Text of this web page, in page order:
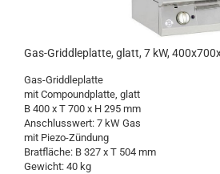
Gas-Griddleplatte, glatt, 7 kW,
Gas-Griddleplatte
mit Compoundplatte, glatt
B 400 x T 700 x H 295 mm
Anschlusswert: 7 kW Gas
mit Piezo-Zündung
Bratfläche: B 327 x T 504 mm
Gewicht: 40 kg